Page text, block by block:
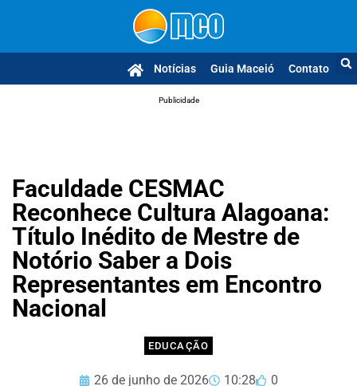
Notícias Guia Maceió Contato
Publicidade
Faculdade CESMAC
Reconhece Cultura Alagoana:
Título Inédito de Mestre de
Notório Saber a Dois
Representantes em Encontro
Nacional
EDUCAÇÃO
26 de junho de 2026 10:28 0